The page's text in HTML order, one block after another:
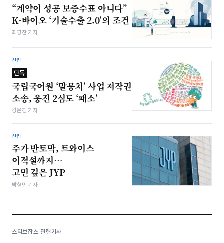
“계약이 성공 보증수표 아니다”
K-바이오 ‘기술수출 2.0’의 조건
최영찬 기자
산업
단독
국립국어원 ‘말뭉치’ 사업 저작권
소송, 웅진 2심도 ‘패소’
강은경 기자
산업
주가 반토막, 트와이스
이적설까지…
고민 깊은 JYP
박형민 기자
스티브잡스 관련기사